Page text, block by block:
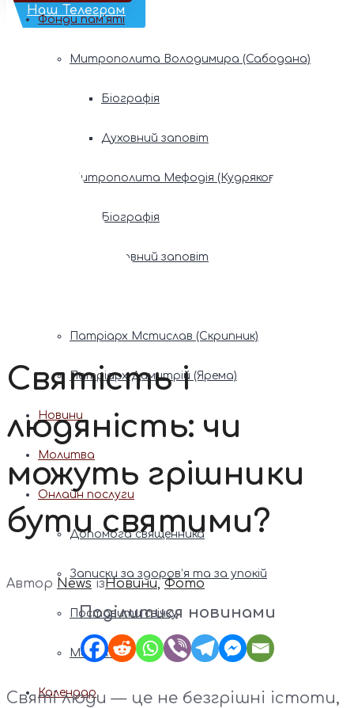
Наш Телеграм
Фонди пам’яті
Митрополита Володимира (Сабодана)
Біографія
Духовний заповіт
Митрополита Мефодія (Кудрякова)
Біографія
Духовний заповіт
Патріарх Мстислав (Скрипник)
Патріарх Димитрій (Ярема)
Новини
Молитва
Онлайн послуги
Допомога священника
Записки за здоров’я та за упокій
Поставити свічку
Молитви
Календар
Святість і
людяність: чи
можуть грішники
бути святими?
Автор News ізНовини,Фото
Поділитися новинами
Святі люди — це не безгрішні істоти,